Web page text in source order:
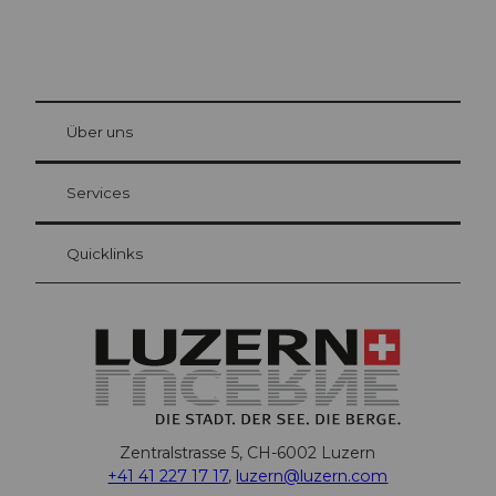
Gästekarte Luzern
Ihre Vorteile als Übernachtungsgast
at Bre
Über uns
Services
Quicklinks
Zentralstrasse 5, CH-6002 Luzern
+41 41 227 17 17, luzern@luzern.com